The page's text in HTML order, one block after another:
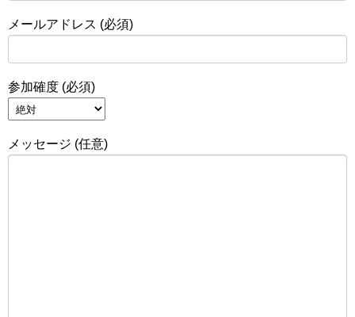
メールアドレス (必須)
参加確度 (必須)
メッセージ (任意)